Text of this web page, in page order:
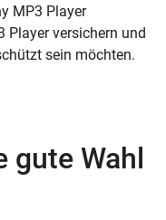
MP3 Player
Player versichern und
sein möchten.
gute Wahl